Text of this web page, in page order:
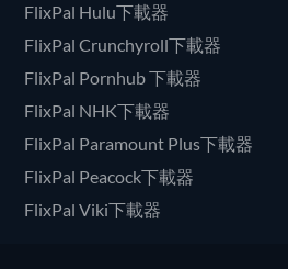
FlixPal Hulu下載器
FlixPal Crunchyroll下載器
FlixPal Pornhub 下載器
FlixPal NHK下載器
FlixPal Paramount Plus下載器
FlixPal Peacock下載器
FlixPal Viki下載器